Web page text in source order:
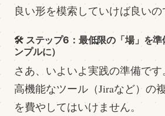
良い形を模索していけば良いの
🛠️ ステップ6：最低限の「場」を準
ンプルに）
さあ、いよいよ実践の準備で
高機能なツール（Jiraなど）の
を費やしてはいけません。